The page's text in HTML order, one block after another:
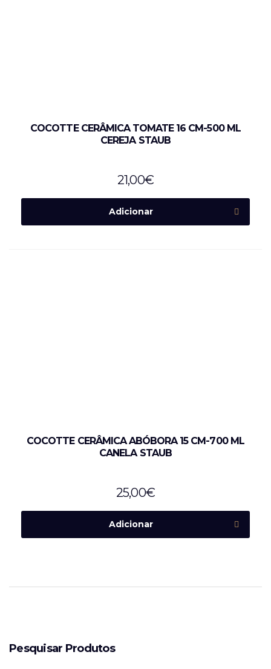
COCOTTE CERÂMICA TOMATE 16 CM-500 ML
CEREJA STAUB
21,00€
Adicionar
COCOTTE CERÂMICA ABÓBORA 15 CM-700 ML
CANELA STAUB
25,00€
Adicionar
Pesquisar Produtos